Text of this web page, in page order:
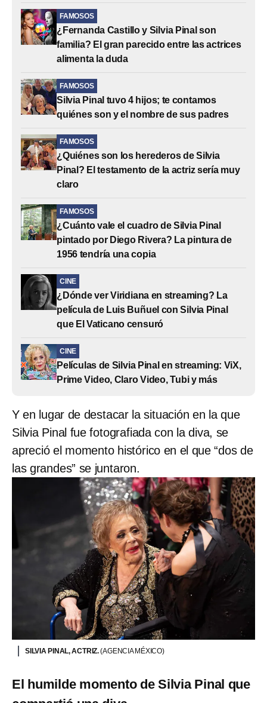
FAMOSOS
¿Fernanda Castillo y Silvia Pinal son
familia? El gran parecido entre las actrices
alimenta la duda
FAMOSOS
Silvia Pinal tuvo 4 hijos; te contamos
quiénes son y el nombre de sus padres
FAMOSOS
¿Quiénes son los herederos de Silvia
Pinal? El testamento de la actriz sería muy
claro
FAMOSOS
¿Cuánto vale el cuadro de Silvia Pinal
pintado por Diego Rivera? La pintura de
1956 tendría una copia
CINE
¿Dónde ver Viridiana en streaming? La
película de Luis Buñuel con Silvia Pinal
que El Vaticano censuró
CINE
Películas de Silvia Pinal en streaming: ViX,
Prime Video, Claro Video, Tubi y más
Y en lugar de destacar la situación en la que
Silvia Pinal fue fotografiada con la diva, se
apreció el momento histórico en el que “dos de
las grandes” se juntaron.
SILVIA PINAL, ACTRIZ.(AGENCIA MÉXICO)
El humilde momento de Silvia Pinal que